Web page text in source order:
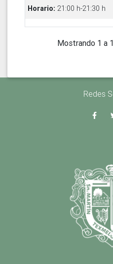
21:00 h-21:30 h
Mostrando 1 a
Redes